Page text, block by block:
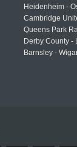
Heidenheim -
Cambridge
Queens Park
Derby County -
Barnsley -